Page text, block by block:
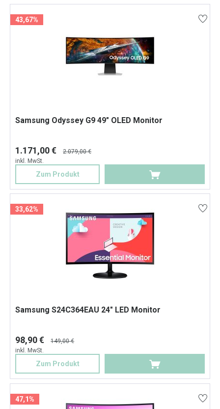
43,67%
Samsung Odyssey G9 49" OLED Monitor
1.171,00 €
2.079,00 €
inkl. MwSt.
Zum Produkt
33,62%
Samsung S24C364EAU 24" LED Monitor
98,90 €
149,00 €
inkl. MwSt.
Zum Produkt
47,1%